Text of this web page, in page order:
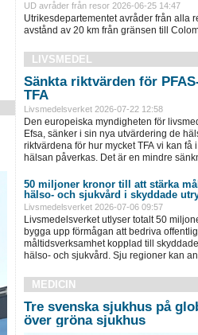
UD avråder från resor 2026-06-25 14:47
Utrikesdepartementet avråder från alla
avstånd av 20 km från gränsen till
LIVSMEDEL
Sänkta riktvärden för
TFA
Livsmedelsverket 2026-07-22 12:58
Den europeiska myndigheten för
Efsa, sänker i sin nya utvärdering de
riktvärdena för hur mycket TFA vi kan få
hälsan påverkas. Det är en mindre
50 miljoner kronor till att stärka
hälso- och sjukvård i skyddade
Livsmedelsverket 2026-07-06 09:57
Livsmedelsverket utlyser totalt 50
bygga upp förmågan att bedriva offentlig
måltidsverksamhet kopplad till
hälso- och sjukvård. Sju regioner kan
MEDICIN
Tre svenska sjukhus på
över gröna sjukhus